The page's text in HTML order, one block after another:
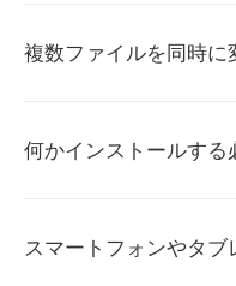
複数ファイルを同時に
何かインストールする
スマートフォンやタブ